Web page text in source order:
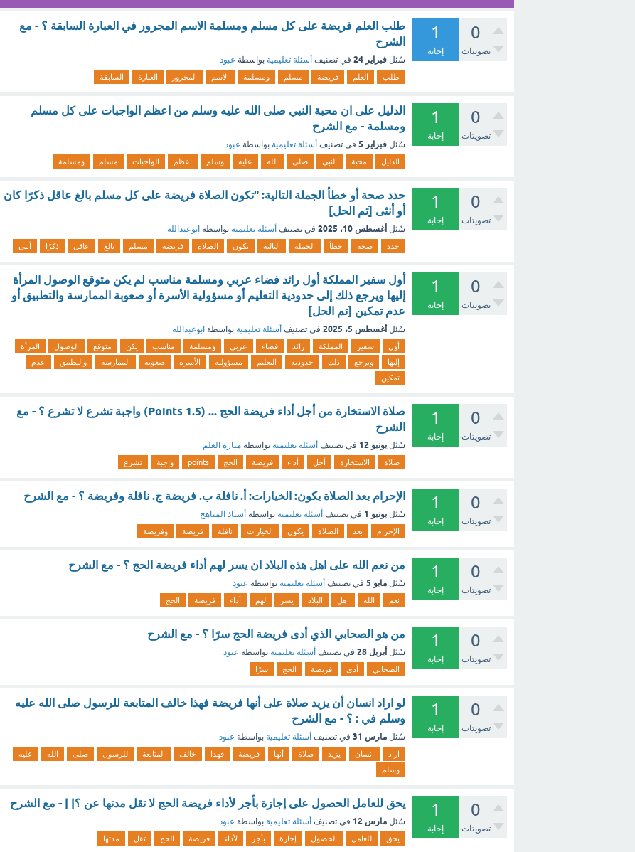
0
تصويتات
1
إجابة
طلب العلم فريضة على كل مسلم ومسلمة الاسم المجرور في العبارة السابقة ؟ - مع
الشرح
سُئل فبراير 24 في تصنيف أسئلة تعليمية بواسطة عبود
طلب العلم فريضة مسلم ومسلمة الاسم المجرور العبارة السابقة
0
تصويتات
1
إجابة
الدليل على ان محبة النبي صلى الله عليه وسلم من اعظم الواجبات على كل مسلم
ومسلمة - مع الشرح
سُئل فبراير 5 في تصنيف أسئلة تعليمية بواسطة عبود
الدليل محبة النبي صلى الله عليه وسلم اعظم الواجبات مسلم ومسلمة
0
تصويتات
1
إجابة
حدد صحة أو خطأ الجملة التالية: "تكون الصلاة فريضة على كل مسلم بالغ عاقل ذكرًا كان
أو أنثى [تم الحل]
سُئل أغسطس 10، 2025 في تصنيف أسئلة تعليمية بواسطة ابوعبدالله
حدد صحة خطأ الجملة التالية تكون الصلاة فريضة مسلم بالغ عاقل ذكرًا أنثى
0
تصويتات
1
إجابة
‏أول سفير المملكة أول رائد فضاء عربي ومسلمة مناسب لم يكن متوقع الوصول المرأة
إليها ويرجع ذلك إلى حدودية التعليم أو مسؤولية الأسرة أو صعوبة الممارسة والتطبيق أو
عدم تمكين [تم الحل]
سُئل أغسطس 5، 2025 في تصنيف أسئلة تعليمية بواسطة ابوعبدالله
أول سفير المملكة رائد فضاء عربي ومسلمة مناسب يكن متوقع الوصول
المرأة
إليها
ويرجع ذلك حدودية التعليم مسؤولية الأسرة صعوبة الممارسة والتطبيق
عدم
تمكين
0
تصويتات
1
إجابة
صلاة الاستخارة من أجل أداء فريضة الحج ... (1.5 Points) واجبة تشرع لا تشرع ؟ - مع
الشرح
سُئل يونيو 12 في تصنيف أسئلة تعليمية بواسطة منارة العلم
صلاة الاستخارة أجل أداء فريضة الحج points واجبة تشرع
0
تصويتات
1
إجابة
الإحرام بعد الصلاة يكون: الخيارات: أ. نافلة ب. فريضة ج. نافلة وفريضة ؟ - مع الشرح
سُئل يونيو 1 في تصنيف أسئلة تعليمية بواسطة أستاذ المناهج
الإحرام بعد الصلاة يكون الخيارات نافلة فريضة وفريضة
0
تصويتات
1
إجابة
من نعم الله على اهل هذه البلاد ان يسر لهم أداء فريضة الحج ؟ - مع الشرح
سُئل مايو 5 في تصنيف أسئلة تعليمية بواسطة عبود
نعم الله اهل البلاد يسر لهم أداء فريضة الحج
0
تصويتات
1
إجابة
من هو الصحابي الذي أدى فريضة الحج سرًا ؟ - مع الشرح
سُئل أبريل 28 في تصنيف أسئلة تعليمية بواسطة عبود
الصحابي أدى فريضة الحج سرًا
0
تصويتات
1
إجابة
لو اراد انسان أن يزيد صلاة على أنها فريضة فهذا خالف المتابعة للرسول صلى الله عليه
وسلم في : ؟ - مع الشرح
سُئل مارس 31 في تصنيف أسئلة تعليمية بواسطة عبود
اراد انسان يزيد صلاة أنها فريضة فهذا خالف المتابعة للرسول صلى الله
عليه
وسلم
0
تصويتات
1
إجابة
يحق للعامل الحصول على إجازة بأجر لأداء فريضة الحج لا تقل مدتها عن ؟| | - مع الشرح
سُئل مارس 12 في تصنيف أسئلة تعليمية بواسطة عبود
يحق للعامل الحصول إجازة بأجر لأداء فريضة الحج تقل مدتها